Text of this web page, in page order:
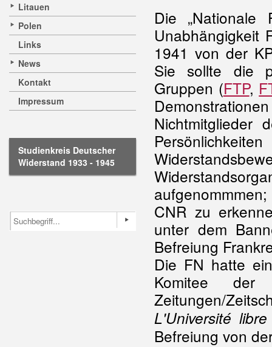
Litauen
Polen
Links
News
Kontakt
Impressum
Studienkreis Deutscher
Widerstand 1933 - 1945
Die
Unabhängigkeit
1941 von der
Sie sollte die
Gruppen (FTP,
Nichtmitglieder
CNR zu
unter dem
Befreiung
Die FN hatte
Komitee der
Zeitungen/
L'Université libre
Befreiung von